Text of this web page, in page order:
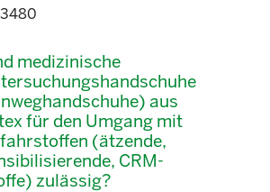
medizinische
aus
für den Umgang mit
(ätzende,
CRM-
zulässig?